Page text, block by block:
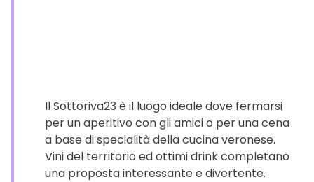
Il Sottoriva23 è il luogo ideale dove fermarsi
per un aperitivo con gli amici o per una cena
a base di specialità della cucina veronese.
Vini del territorio ed ottimi drink completano
una proposta interessante e divertente.